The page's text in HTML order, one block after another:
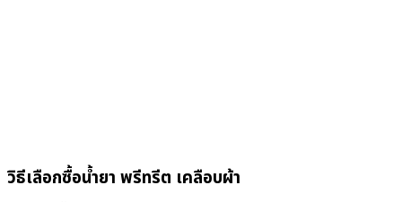
วิธีเลือกซื้อน้ำยา พรีทรีต เคลือบผ้า